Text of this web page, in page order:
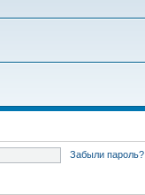
Забыли пароль?